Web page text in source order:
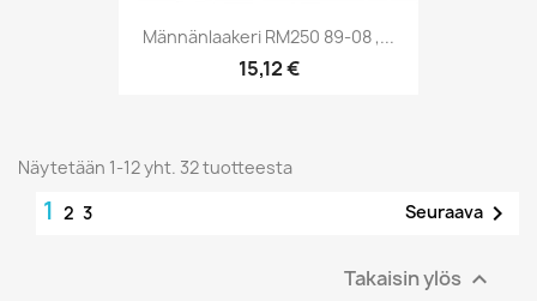
Männänlaakeri RM250 89-08 ,...
15,12 €
Näytetään 1-12 yht. 32 tuotteesta
1 2 3 Seuraava 
Takaisin ylös 